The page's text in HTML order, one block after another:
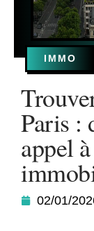
IMMO
Paris :
appel
02/01/